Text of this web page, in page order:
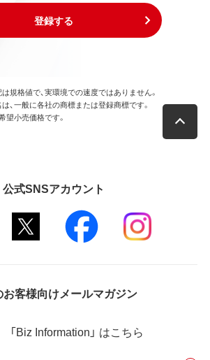
登録する
規格値で、実環境での速度ではありません。
、一般に各社の商標または登録商標です。
望小売価格です。
公式SNSアカウント
お客様向けメールマガジン
「Biz Information」 はこちら